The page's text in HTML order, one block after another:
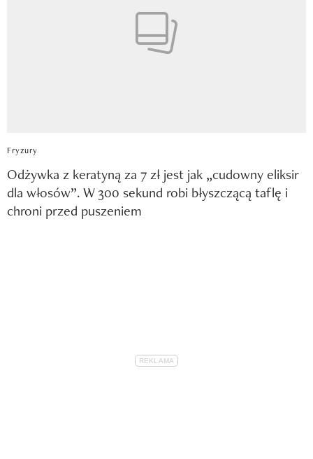
Fryzury
Odżywka z keratyną za 7 zł jest jak „cudowny eliksir
dla włosów”. W 300 sekund robi błyszczącą taflę i
chroni przed puszeniem